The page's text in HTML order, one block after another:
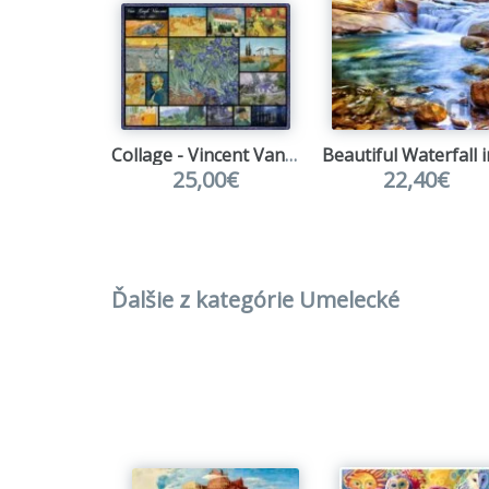
keďže
1908
plat bol
ďalšie,
predaj
sa
Collage - Vincent Van Gogh
25,00€ 22,40€
Ďalšie z kategórie Umelecké